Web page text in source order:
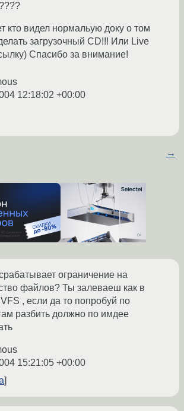
кто видел нормальую доку о том
загрузочный CD!!! Или Live
Спасибо за внимание!
12:18:02 +00:00
→
ограничение на
файлов? Ты залеваеш как в
, если да то попробуй по
разбить должно по имдее
15:21:05 +00:00